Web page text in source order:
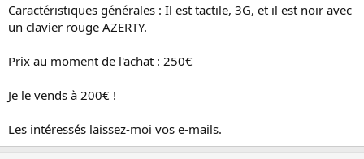
Caractéristiques générales : Il est tactile, 3G, et il est noir avec
un clavier rouge AZERTY.
Prix au moment de l'achat : 250€
Je le vends à 200€ !
Les intéressés laissez-moi vos e-mails.